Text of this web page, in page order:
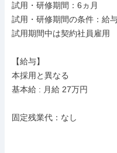
試用・研修期間：6ヵ月
試用・研修期間の条件：給
試用期間中は契約社員雇用
【給与】
本採用と異なる
基本給 : 月給 27万円
固定残業代：なし